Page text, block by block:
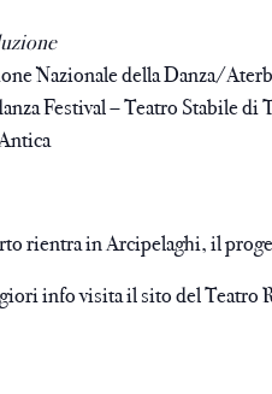
Nazionale della Danza/
Festival – Teatro Stabile
rientra in Arcipelaghi, il
info visita ilsito del Teatro